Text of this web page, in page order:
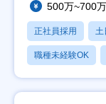
500万~700万
正社員採用 土
職種未経験OK